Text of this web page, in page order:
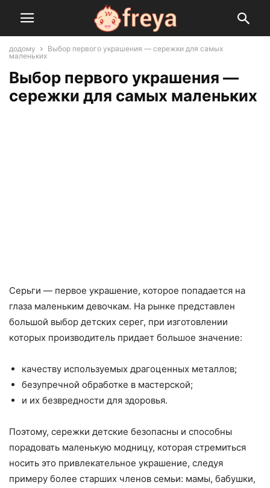
додому
Выбор первого украшения — сережки для самых
маленьких
Выбор первого украшения —
сережки для самых маленьких
Серьги — первое украшение, которое попадается на
глаза маленьким девочкам. На рынке представлен
большой выбор детских серег, при изготовлении
которых производитель придает большое значение:
качеству используемых драгоценных металлов;
безупречной обработке в мастерской;
и их безвредности для здоровья.
Поэтому, сережки детские безопасны и способны
порадовать маленькую модницу, которая стремиться
носить это привлекательное украшение, следуя
примеру более старших членов семьи: мамы, бабушки,